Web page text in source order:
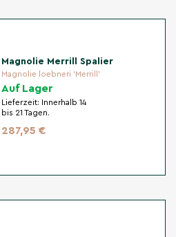
Magnolie Merrill Spalier
Magnolie loebneri 'Merrill'
Auf Lager
Lieferzeit:
Innerhalb 14
bis 21 Tagen.
287,95 €